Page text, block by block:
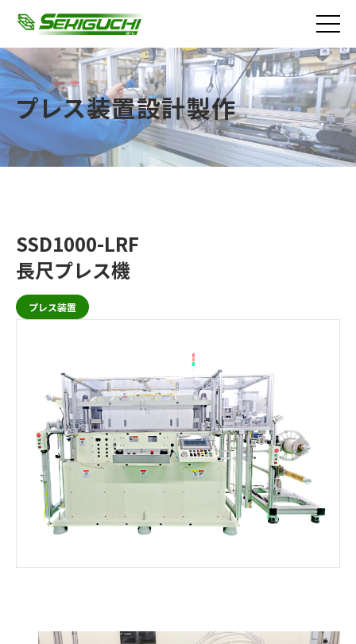
プレス装置設計製作
SSD1000-LRF
長尺プレス機
プレス装置